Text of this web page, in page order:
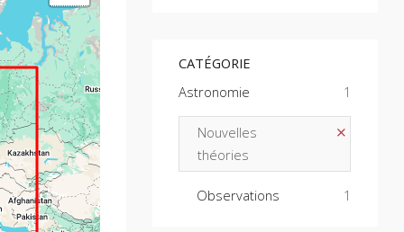
CATÉGORIE
Astronomie
1
Nouvelles
théories
Observations 1